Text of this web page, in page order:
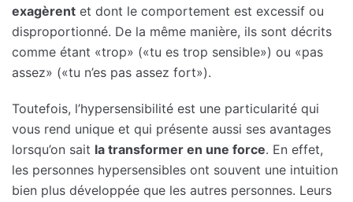
exagèrent et dont le comportement est excessif ou
disproportionné. De la même manière, ils sont décrits
comme étant «trop» («tu es trop sensible») ou «pas
assez» («tu n’es pas assez fort»).
Toutefois, l’hypersensibilité est une particularité qui
vous rend unique et qui présente aussi ses avantages
lorsqu’on sait la transformer en une force. En effet,
les personnes hypersensibles ont souvent une intuition
bien plus développée que les autres personnes. Leurs